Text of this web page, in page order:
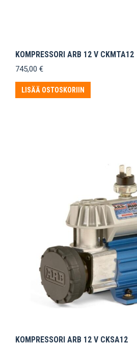
KOMPRESSORI ARB 12 V CKMTA12
745,00 €
LISÄÄ OSTOSKORIIN
KOMPRESSORI ARB 12 V CKSA12